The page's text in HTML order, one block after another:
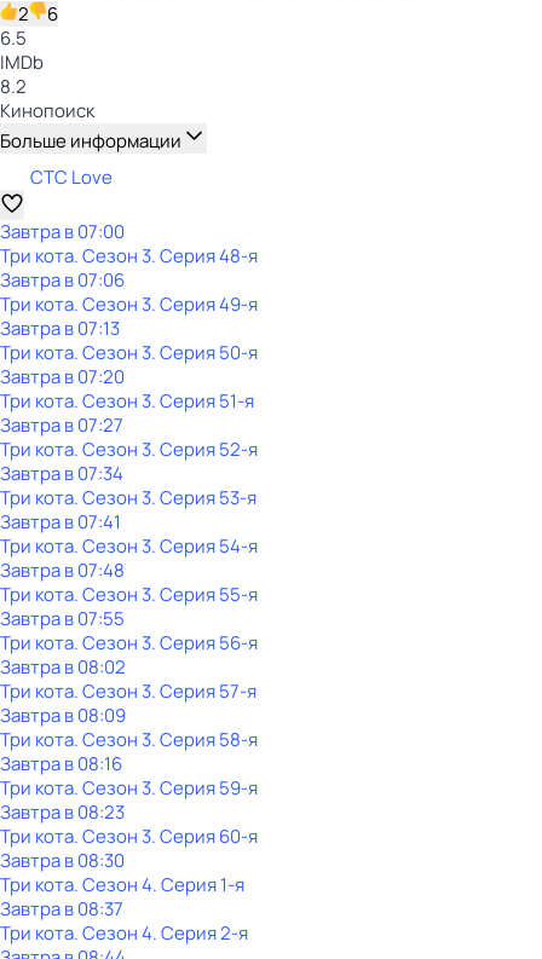
2
6
6.5
IMDb
8.2
Кинопоиск
Больше информации
СТС Love
Завтра в 07:00
Три кота. Сезон 3. Серия 48-я
Завтра в 07:06
Три кота. Сезон 3. Серия 49-я
Завтра в 07:13
Три кота. Сезон 3. Серия 50-я
Завтра в 07:20
Три кота. Сезон 3. Серия 51-я
Завтра в 07:27
Три кота. Сезон 3. Серия 52-я
Завтра в 07:34
Три кота. Сезон 3. Серия 53-я
Завтра в 07:41
Три кота. Сезон 3. Серия 54-я
Завтра в 07:48
Три кота. Сезон 3. Серия 55-я
Завтра в 07:55
Три кота. Сезон 3. Серия 56-я
Завтра в 08:02
Три кота. Сезон 3. Серия 57-я
Завтра в 08:09
Три кота. Сезон 3. Серия 58-я
Завтра в 08:16
Три кота. Сезон 3. Серия 59-я
Завтра в 08:23
Три кота. Сезон 3. Серия 60-я
Завтра в 08:30
Три кота. Сезон 4. Серия 1-я
Завтра в 08:37
Три кота. Сезон 4. Серия 2-я